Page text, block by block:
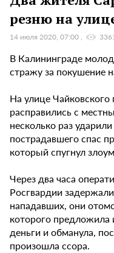
резню на
14 июля 2020, 07:00
В Калининграде
стражу за покушение
На улице
расправились с
несколько раз
пострадавшего спас
который спугнул
Через два часа
Росгвардии
нападавших, они
которого предложила
деньги и обманула,
произошла ссора.